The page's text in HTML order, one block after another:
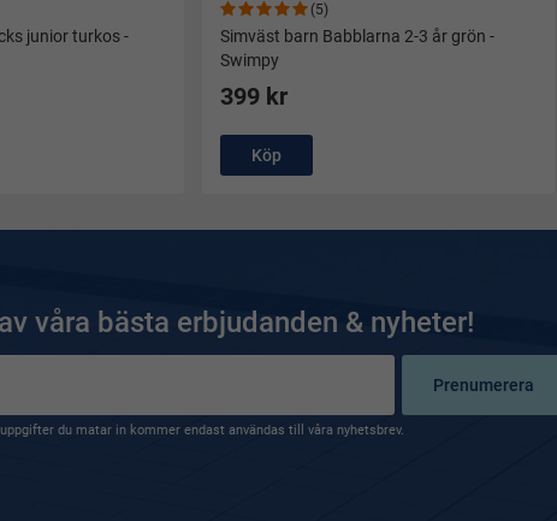
junior turkos -
(5)
Simväst barn Babblarna 2-3 år grön -
Swimpy
399 kr
Köp
våra bästa erbjudanden & nyheter!
Prenumerera
uppgifter du matar in kommer endast användas till våra nyhetsbrev.